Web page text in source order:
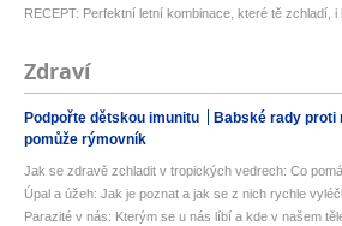
RECEPT: Perfektní letní kombinace, které tě zchladí, i
Zdraví
Podpořte dětskou imunitu Babské rady proti
pomůže rýmovník
Jak se zdravě zchladit v tropických vedrech: Co
Úpal a úžeh: Jak je poznat a jak se z nich rychle
Parazité v nás: Kterým se u nás líbí a kde v našem